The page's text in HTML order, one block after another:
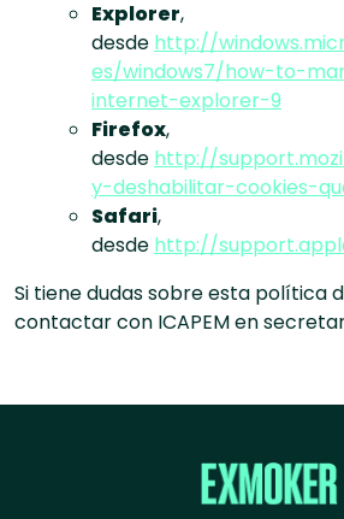
Explorer,
desde http://
es/windows7/how-to-
internet-explorer-9
Firefox,
desde http://
y-deshabilitar-cookies-
Safari,
desde http://
Si tiene dudas sobre esta política
contactar con ICAPEM en